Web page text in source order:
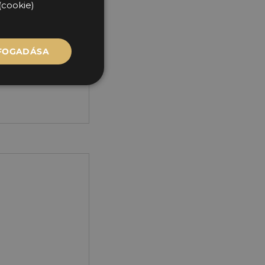
életét. A
ad
amely az